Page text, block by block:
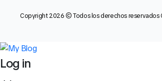
Copyright 2026 © Todos los derechos reservados
Log in